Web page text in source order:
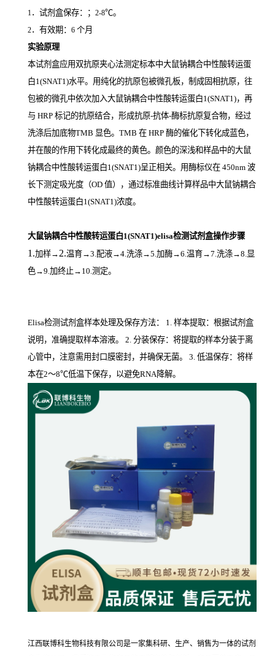
1．试剂盒保存：； 2-8℃。
2．有效期： 6 个月
实验原理
本试剂盒应用双抗原夹心法测定标本中大鼠钠耦合中性酸转运蛋
白1(SNAT1)水平。用纯化的抗原包被微孔板，制成固相抗原，往
包被的微孔中依次加入大鼠钠耦合中性酸转运蛋白1(SNAT1)，再
与 HRP 标记的抗原结合，形成抗原-抗体-酶标抗原复合物，经过
洗涤后加底物TMB 显色。 TMB 在 HRP 酶的催化下转化成蓝色，
并在酸的作用下转化成最终的黄色。颜色的深浅和样品中的大鼠
钠耦合中性酸转运蛋白1(SNAT1)呈正相关。用酶标仪在 450nm 波
长下测定吸光度（OD 值），通过标准曲线计算样品中大鼠钠耦合
中性酸转运蛋白1(SNAT1)浓度。
大鼠钠耦合中性酸转运蛋白1(SNAT1)elisa检测试剂盒操作步骤
1.加样→ 2.温育→3.配液→4.洗涤→5.加酶→6.温育→7.洗涤→8.显
色→9.加终止→10.测定。
Elisa检测试剂盒样本处理及保存方法： 1. 样本提取：根据试剂盒
说明，准确提取样本溶液。 2. 分装保存：将提取的样本分装于离
心管中，注意需用封口膜密封，并确保无菌。 3. 低温保存：将样
本在2～8℃低温下保存，以避免RNA降解。
江西联博科生物科技有限公司是一家集科研、生产、销售为一体的试剂